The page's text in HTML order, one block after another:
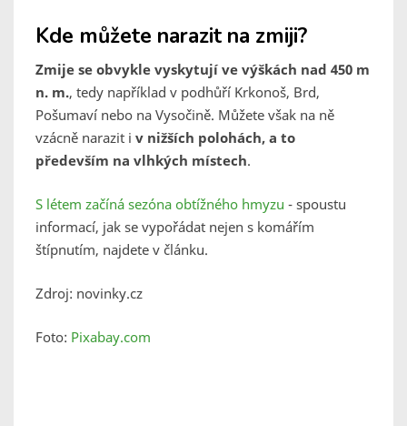
Kde můžete narazit na zmiji?
Zmije se obvykle vyskytují ve výškách nad 450 m
n. m., tedy například v podhůří Krkonoš, Brd,
Pošumaví nebo na Vysočině. Můžete však na ně
vzácně narazit i v nižších polohách, a to
především na vlhkých místech.
S létem začíná sezóna obtížného hmyzu - spoustu
informací, jak se vypořádat nejen s komářím
štípnutím, najdete v článku.
Zdroj: novinky.cz
Foto: Pixabay.com